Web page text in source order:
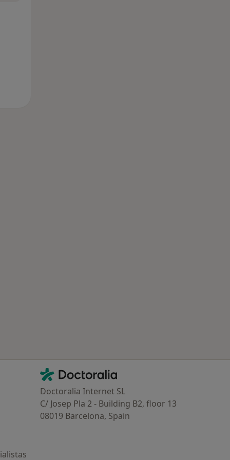
Contacto
Doctoralia - Página de inicio
Doctoralia Internet SL
C/ Josep Pla 2 - Building B2, floor 13
08019 Barcelona, Spain